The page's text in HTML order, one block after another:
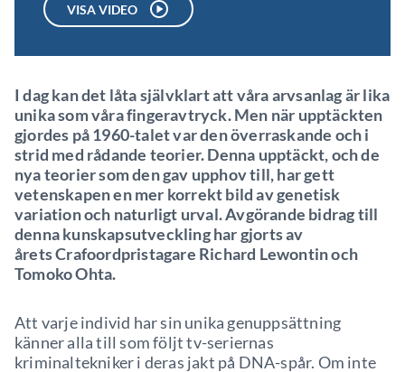
VISA VIDEO
I dag kan det låta självklart att våra arvsanlag är lika
unika som våra fingeravtryck. Men när upptäckten
gjordes på 1960-talet var den överraskande och i
strid med rådande teorier. Denna upptäckt, och de
nya teorier som den gav upphov till, har gett
vetenskapen en mer korrekt bild av genetisk
variation och naturligt urval. Avgörande bidrag till
denna kunskapsutveckling har gjorts av
årets Crafoordpristagare Richard Lewontin och
Tomoko Ohta.
Att varje individ har sin unika genuppsättning
känner alla till som följt tv-seriernas
kriminaltekniker i deras jakt på DNA-spår. Om inte